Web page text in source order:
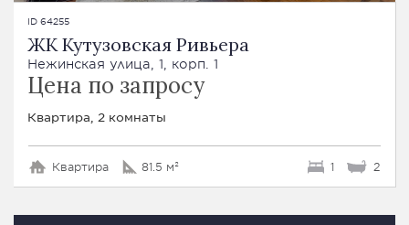
ID 64255
ЖК Кутузовская Ривьера
Нежинская улица, 1, корп. 1
Цена по запросу
Квартира, 2 комнаты
Квартира 81.5 м² 1 2